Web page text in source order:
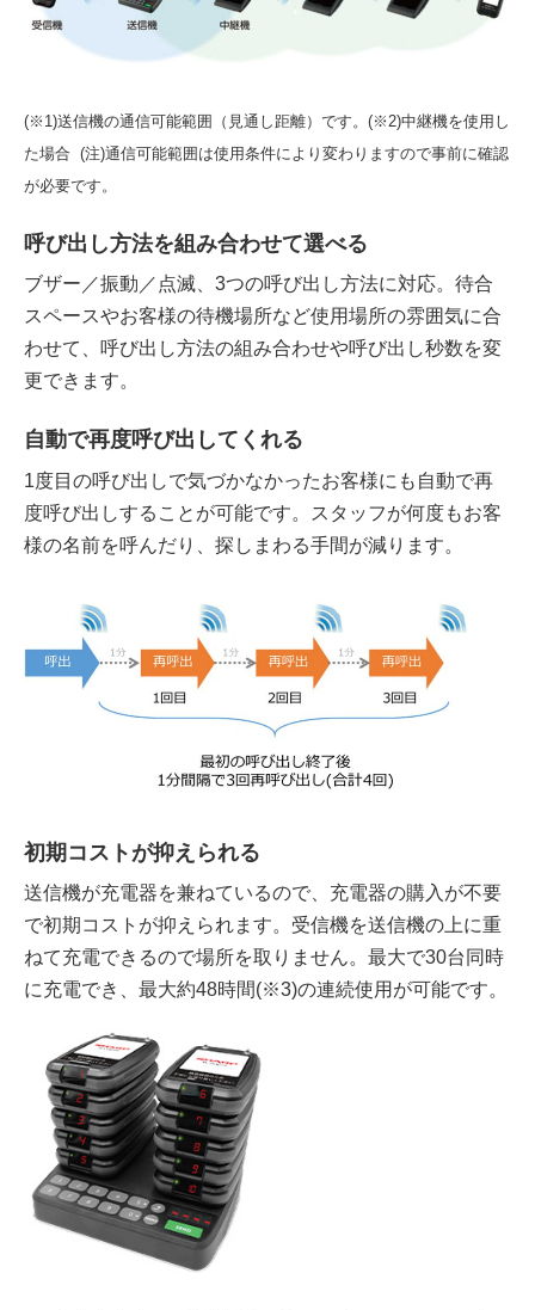
(※1)送信機の通信可能範囲（見通し距離）です。(※2)中継機を使用し
た場合 (注)通信可能範囲は使用条件により 変わりますので事前に確認
が必要です。
呼び出し方法を組み合わせて選べる
ブザー／振動／点滅、3つの呼び出し方法に対応。待合
スペースやお客様の待機場所など使用場所の雰囲気に合
わせて、呼び出し方法の組み合わせや呼び出し秒数を変
更できます。
自動で再度呼び出してくれる
1度目の呼び出しで気づかなかったお客様にも自動で再
度呼び出しすることが可能です。スタッフが何度もお客
様の名前を呼んだり、探しまわる手間が減ります。
初期コストが抑えられる
送信機が充電器を兼ねているので、充電器の購入が不要
で初期コストが抑えられます。受信機を送信機の上に重
ねて充電できるので場所を取りません。最大で30台同時
に充電でき、最大約48時間(※3)の連続使用が可能です。